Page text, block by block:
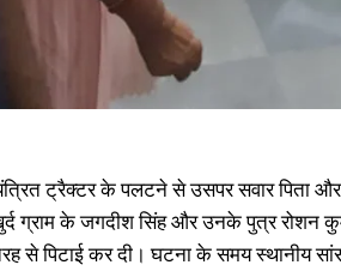
ट्रैक्टर के पलटने से उसपर सवार पिता
ग्राम के जगदीश सिंह और उनके पुत्र रोशन
से पिटाई कर दी। घटना के समय स्थानीय